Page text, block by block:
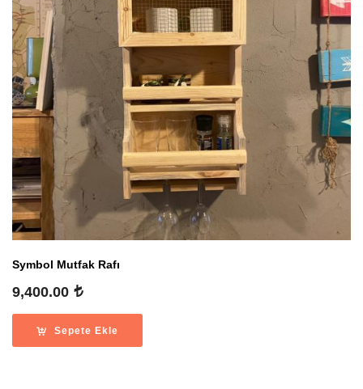
Symbol Mutfak Rafı
9,400.00
Sepete Ekle